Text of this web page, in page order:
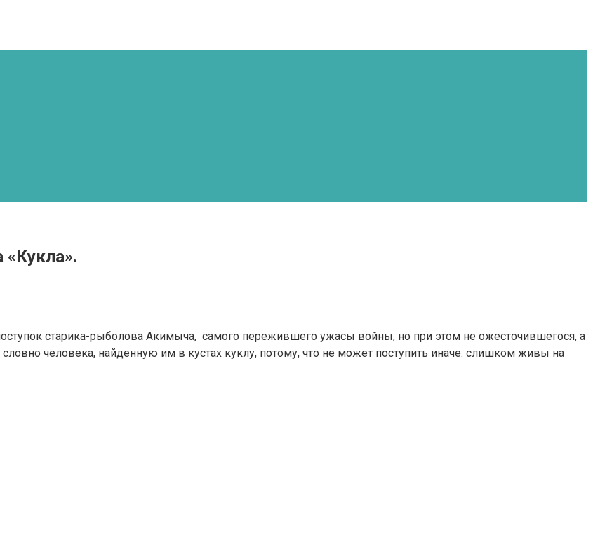
«Кукла».
старика-рыболова Акимыча, самого пережившего ужасы войны, но при этом не ожесточившегося, а
человека, найденную им в кустах куклу, потому, что не может поступить иначе: слишком живы на